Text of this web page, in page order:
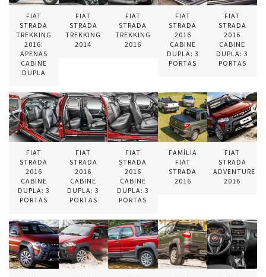
FIAT
STRADA
TREKKING
2016:
APENAS
CABINE
DUPLA
FIAT
STRADA
TREKKING
2014
FIAT
STRADA
TREKKING
2016
FIAT
STRADA
2016
CABINE
DUPLA: 3
PORTAS
FIAT
STRADA
2016
CABINE
DUPLA: 3
PORTAS
FIAT
STRADA
2016
CABINE
DUPLA: 3
PORTAS
FIAT
STRADA
2016
CABINE
DUPLA: 3
PORTAS
FIAT
STRADA
2016
CABINE
DUPLA: 3
PORTAS
FAMÍLIA
FIAT
STRADA
2016
FIAT
STRADA
ADVENTURE
2016